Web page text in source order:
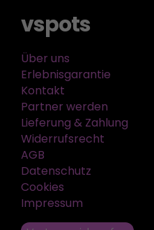
vspots
Über uns
Erlebnisgarantie
Kontakt
Partner werden
Lieferung & Zahlung
Widerrufsrecht
AGB
Datenschutz
Cookies
Impressum